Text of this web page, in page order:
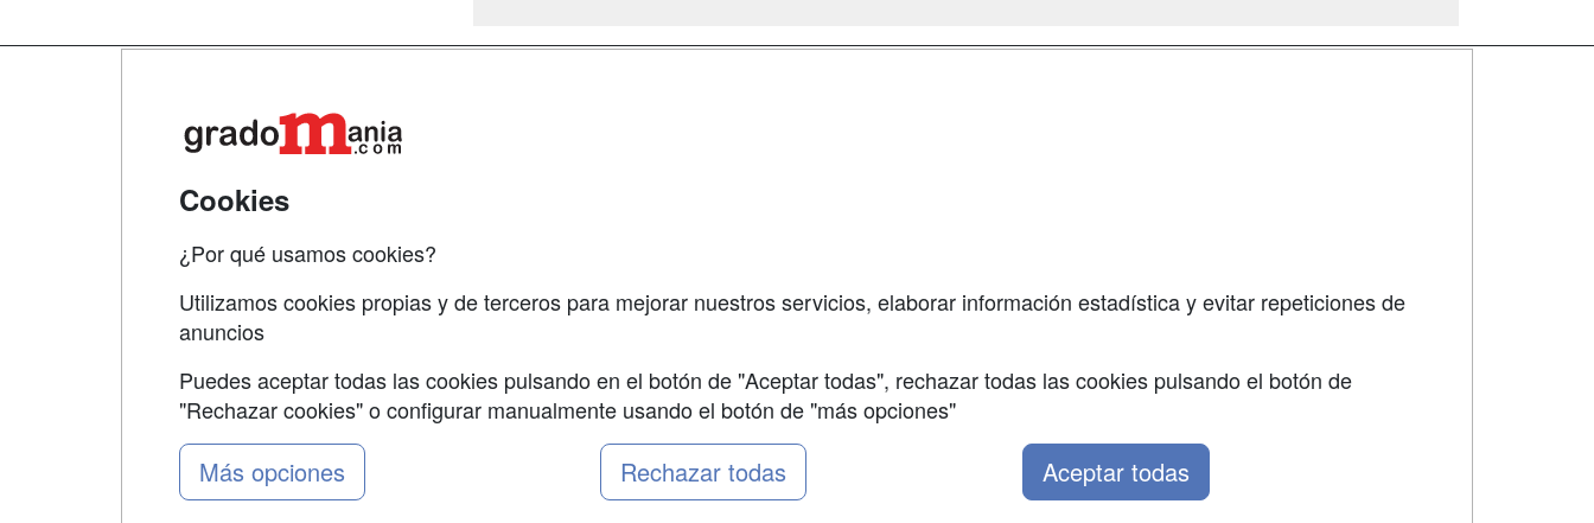
Grupo formazion:
Cookies
¿Por qué usamos cookies?
Utilizamos cookies propias y de terceros para mejorar nuestros servicios, elaborar información estadística y evitar repeticiones de
anuncios
Puedes aceptar todas las cookies pulsando en el botón de "Aceptar todas", rechazar todas las cookies pulsando el botón de
"Rechazar cookies" o configurar manualmente usando el botón de "más opciones"
Más opciones Rechazar todas Aceptar todas